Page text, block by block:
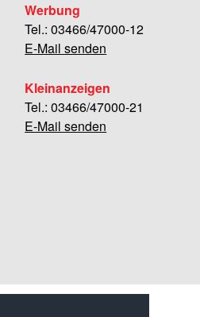
Werbung
Tel.: 03466/47000-12
E-Mail senden
Kleinanzeigen
Tel.: 03466/47000-21
E-Mail senden